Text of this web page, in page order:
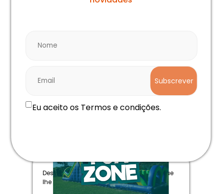
Descubra a diversidade de atividades que
lhe podemos proporcionar.
Subscrever
Eu aceito os Termos e condições.